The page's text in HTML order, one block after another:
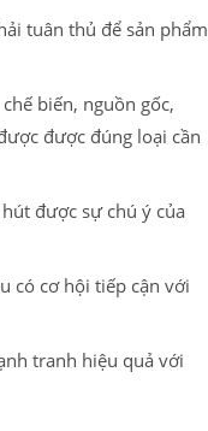
tuân thủ để sản phẩm
biến, nguồn gốc,
được đúng loại cần
được sự chú ý của
có cơ hội tiếp cận với
tranh hiệu quả với